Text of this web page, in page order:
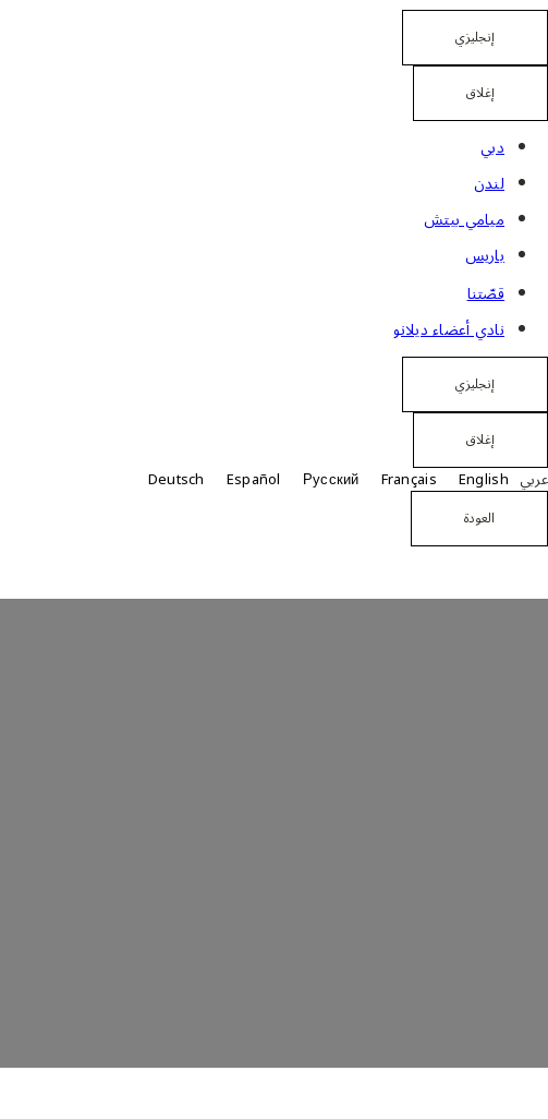
إنجليزي
إغلاق
دبي
لندن
ميامي بيتش
باريس
قصّتنا
نادي أعضاء ديلانو
إنجليزي
إغلاق
عربي English
Français
Русский
Español
Deutsch
العودة